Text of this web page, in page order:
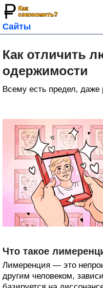
Сайты
Как отличить
одержимости
Всему есть предел,
Что такое
Лимеренция — это
другим человеком,